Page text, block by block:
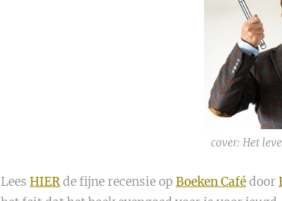
cover: Het
Lees HIERde fijne recensie op Boeken Café door